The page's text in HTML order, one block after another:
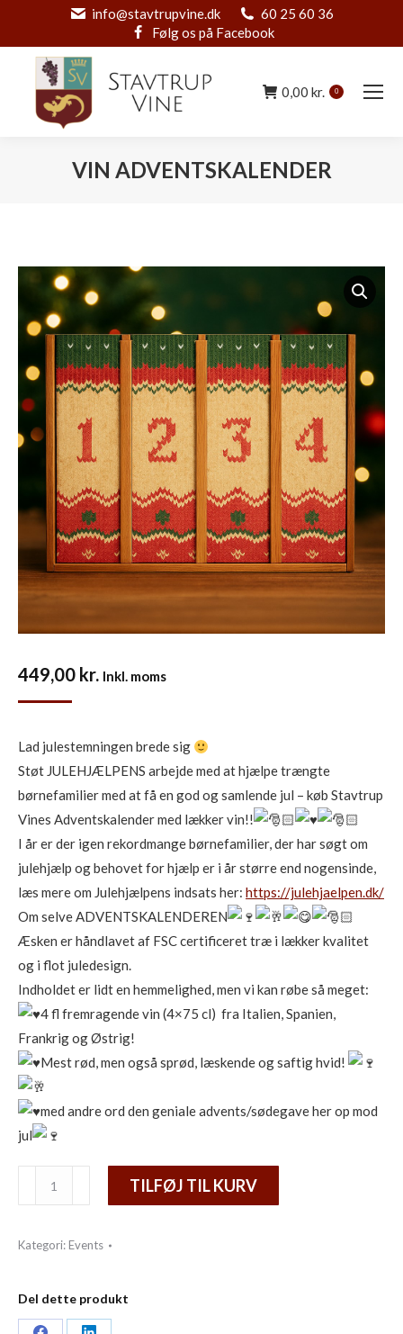
info@stavtrupvine.dk
60 25 60 36
Følg os på Facebook
0,00 kr. 0
VIN ADVENTSKALENDER
449,00 kr. Inkl. moms
Lad julestemningen brede sig
Støt JULEHJÆLPENS arbejde med at hjælpe trængte
børnefamilier med at få en god og samlende jul – køb Stavtrup
Vines Adventskalender med lækker vin!!
I år er der igen rekordmange børnefamilier, der har søgt om
julehjælp og behovet for hjælp er i år større end nogensinde,
læs mere om Julehjælpens indsats her: https://julehjaelpen.dk/
Om selve ADVENTSKALENDEREN
Æsken er håndlavet af FSC certificeret træ i lækker kvalitet
og i flot juledesign.
Indholdet er lidt en hemmelighed, men vi kan røbe så meget:
4 fl fremragende vin (4×75 cl) fra Italien, Spanien,
Frankrig og Østrig!
Mest rød, men også sprød, læskende og saftig hvid!
med andre ord den geniale advents/sødegave her op mod
jul
adventskalender
TILFØJ TIL KURV
Kategori: Events
Del dette produkt